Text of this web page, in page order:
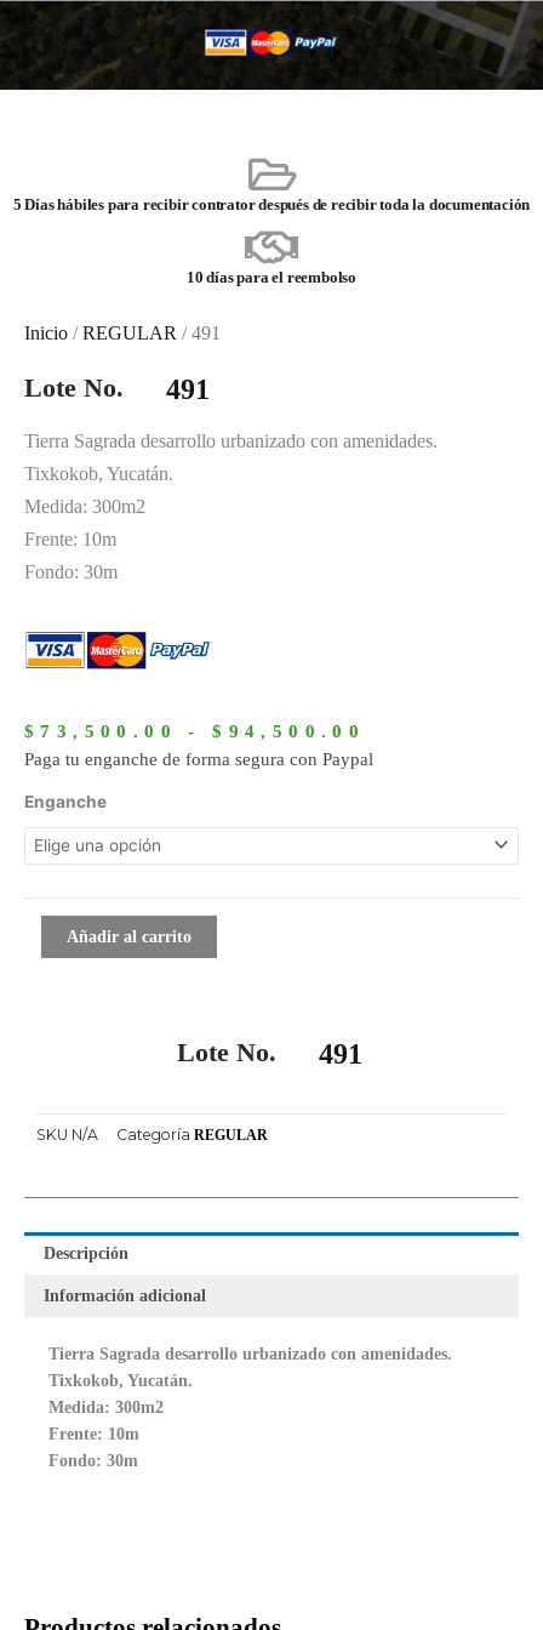
5 Días hábiles para recibir contrator después de recibir toda la documentación
10 días para el reembolso
Inicio /REGULAR / 491
Lote No. 491
Tierra Sagrada desarrollo urbanizado con amenidades.
Tixkokob, Yucatán.
Medida: 300m2
Frente: 10m
Fondo: 30m
$73,500.00 - $ 94,500.00
precios:
hasta
$94,500.00
Paga tu enganche de forma segura con Paypal
Enganche
491
cantidad
Añadir al carrito
Lote No. 491
SKU N/A Categoría REGULAR
Descripción
Información adicional
Tierra Sagrada desarrollo urbanizado con amenidades.
Tixkokob, Yucatán.
Medida: 300m2
Frente: 10m
Fondo: 30m